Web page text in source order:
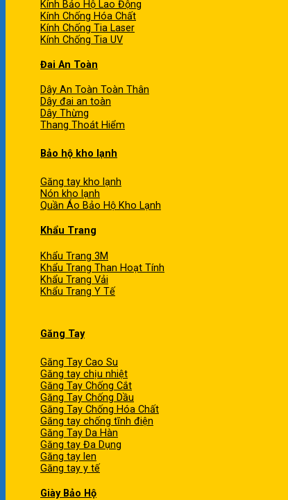
Kính Bảo Hộ Lao Động
Kính Chống Hóa Chất
Kính Chống Tia Laser
Kính Chống Tia UV
Đai An Toàn
Dây An Toàn Toàn Thân
Dây đai an toàn
Dây Thừng
Thang Thoát Hiểm
Bảo hộ kho lạnh
Găng tay kho lạnh
Nón kho lạnh
Quần Áo Bảo Hộ Kho Lạnh
Khẩu Trang
Khẩu Trang 3M
Khẩu Trang Than Hoạt Tính
Khẩu Trang Vải
Khẩu Trang Y Tế
Găng Tay
Găng Tay Cao Su
Găng tay chịu nhiệt
Găng Tay Chống Cắt
Găng Tay Chống Dầu
Găng Tay Chống Hóa Chất
Găng tay chống tĩnh điện
Găng Tay Da Hàn
Găng tay Đa Dụng
Găng tay len
Găng tay y tế
Giày Bảo Hộ